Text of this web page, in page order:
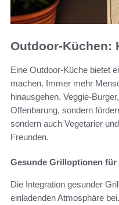
Outdoor-Küchen:
Eine Outdoor-Küche bietet
machen. Immer mehr
hinausgehen. Veggie-
Offenbarung, sondern
sondern auch Vegetarier
Freunden.
Gesunde Grilloptionen für
Die Integration gesunder
einladenden Atmosphäre